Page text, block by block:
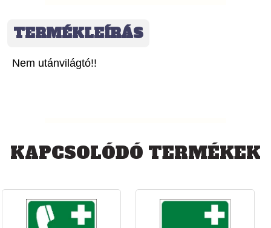
TERMÉKLEÍRÁS
Nem utánvilágtó!!
KAPCSOLÓDÓ TERMÉKEK